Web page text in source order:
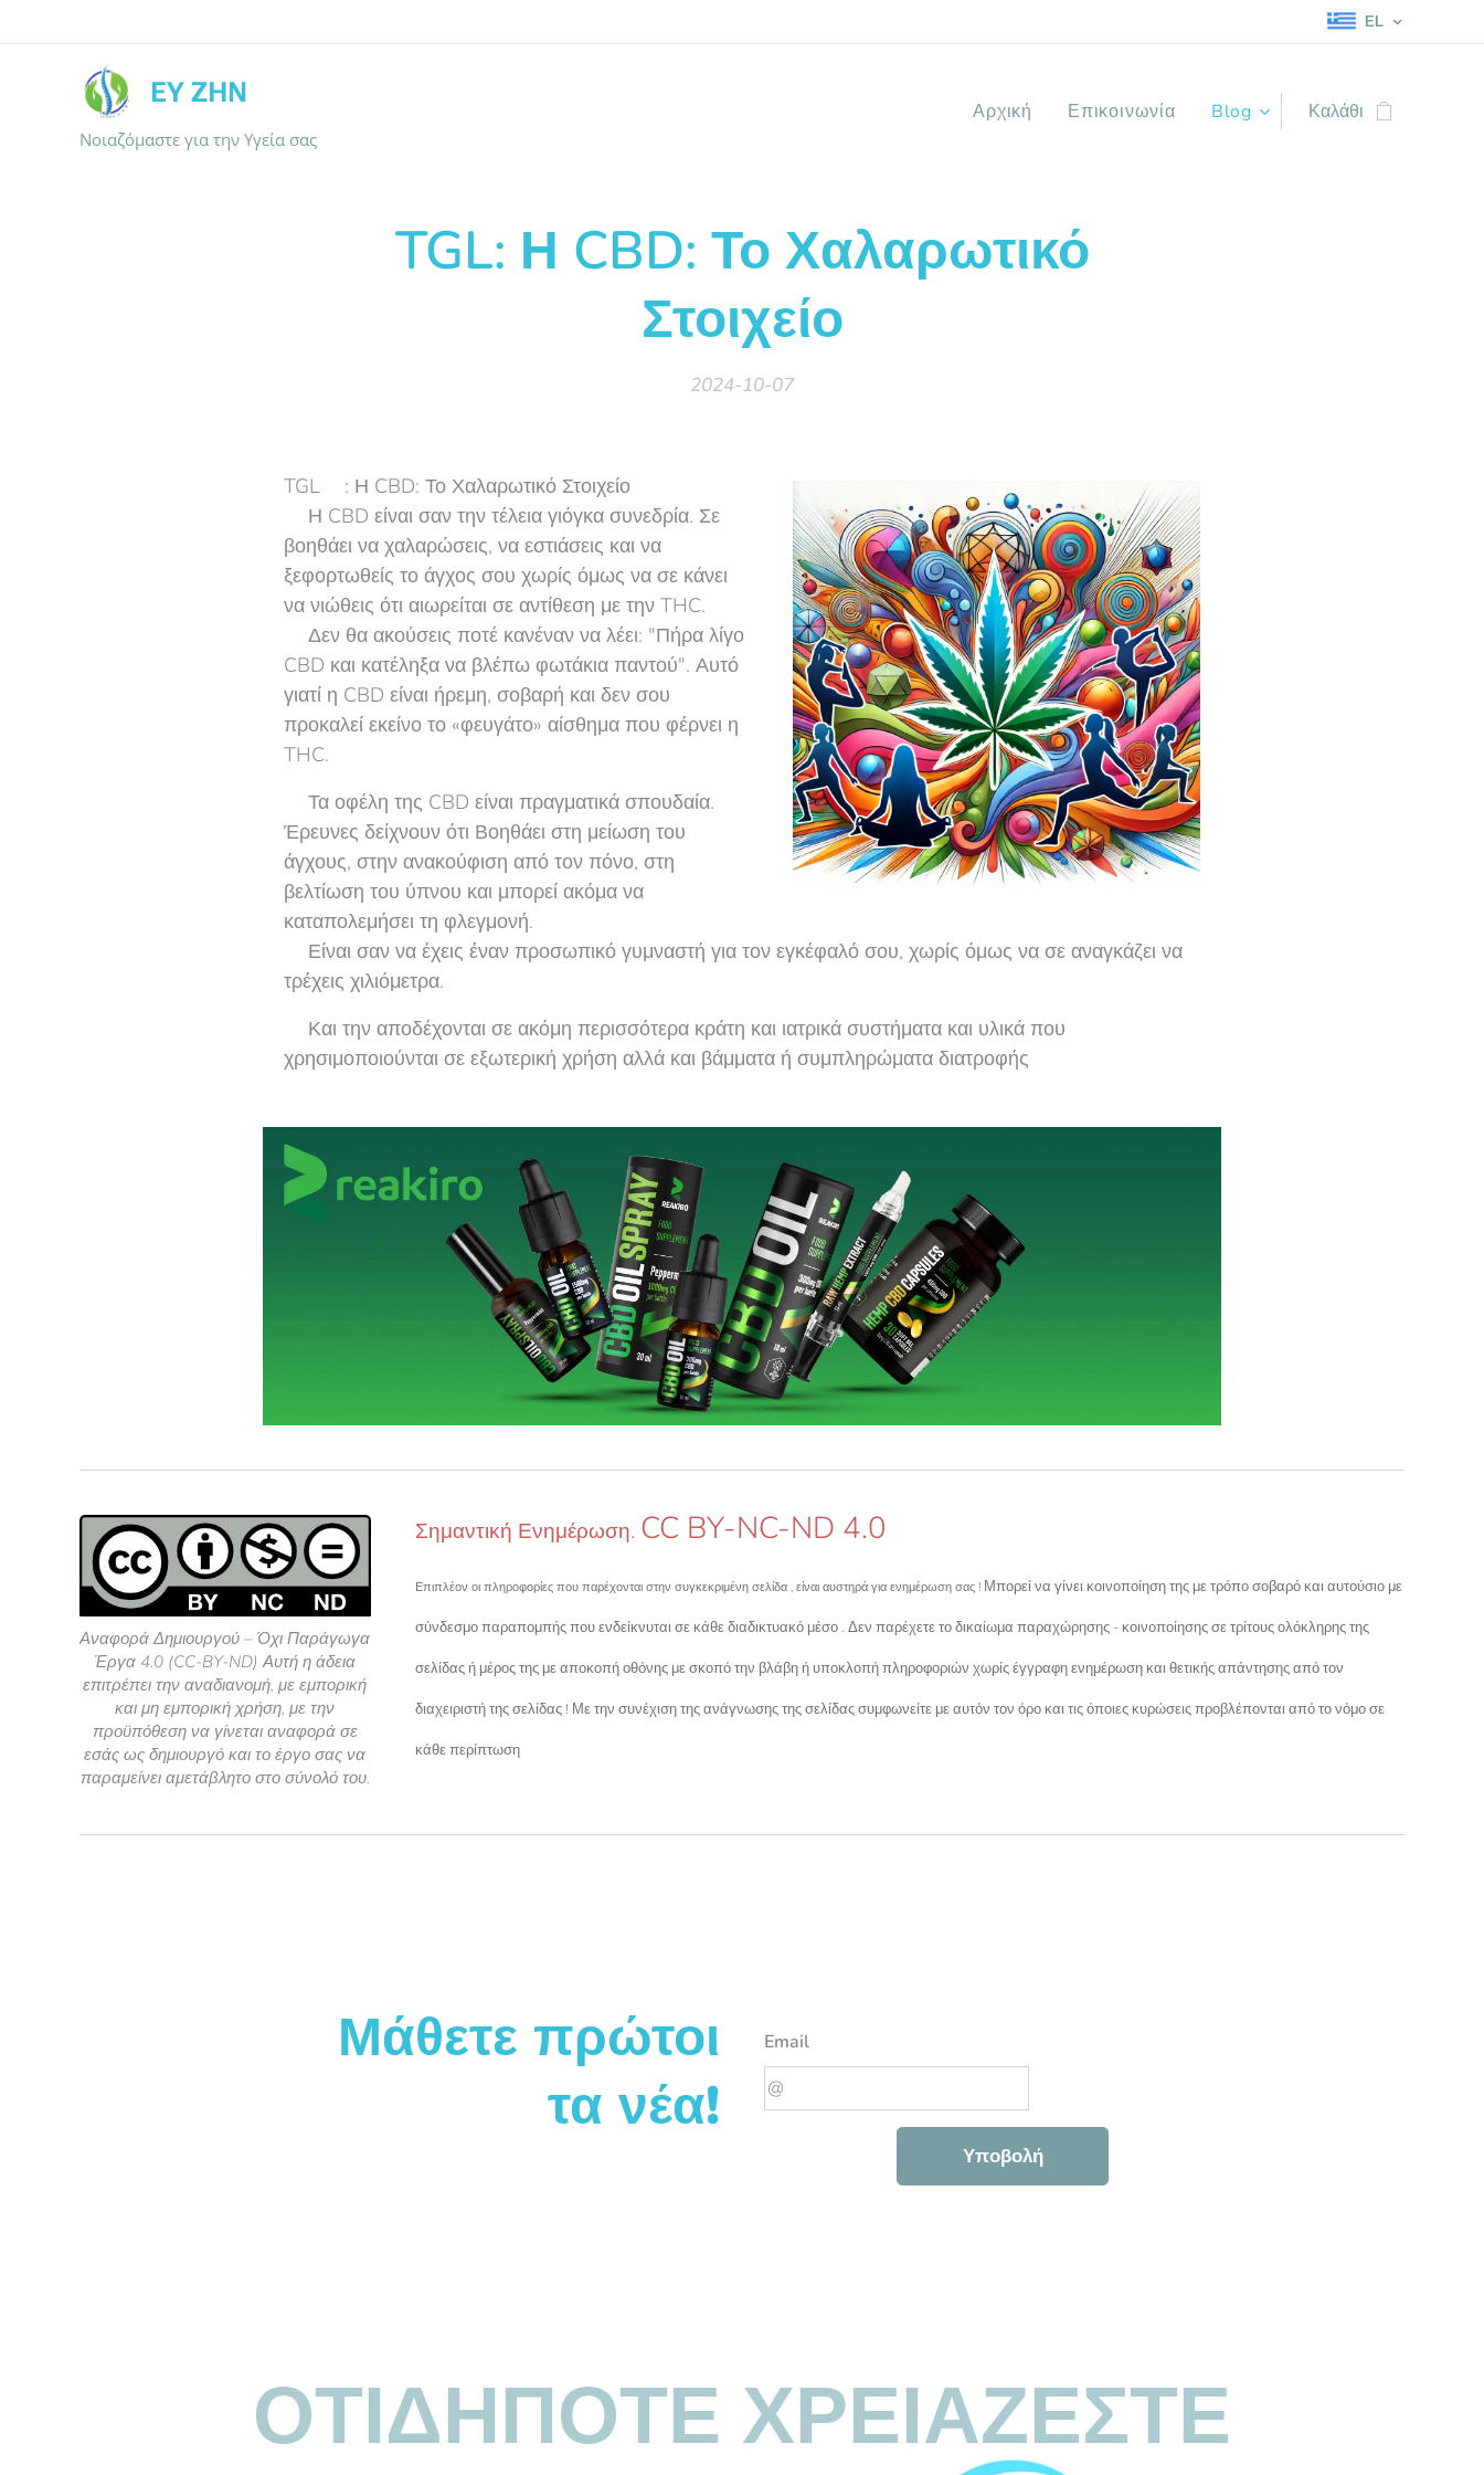
EL
ΕΥ ΖΗΝ
Νοιαζόμαστε για την Υγεία σας
Αρχική Επικοινωνία Blog Καλάθι
TGL: Η CBD: Το Χαλαρωτικό
Στοιχείο
2024-10-07
TGL🌿: Η CBD: Το Χαλαρωτικό Στοιχείο
🧘‍♂️Η CBD είναι σαν την τέλεια γιόγκα συνεδρία. Σε
βοηθάει να χαλαρώσεις, να εστιάσεις και να
ξεφορτωθείς το άγχος σου χωρίς όμως να σε κάνει
να νιώθεις ότι αιωρείται σε αντίθεση με την THC.
🚦Δεν θα ακούσεις ποτέ κανέναν να λέει: "Πήρα λίγο
CBD και κατέληξα να βλέπω φωτάκια παντού". Αυτό
γιατί η CBD είναι ήρεμη, σοβαρή και δεν σου
προκαλεί εκείνο το «φευγάτο» αίσθημα που φέρνει η
THC.
✅Τα οφέλη της CBD είναι πραγματικά σπουδαία.
Έρευνες δείχνουν ότι Βοηθάει στη μείωση του
άγχους, στην ανακούφιση από τον πόνο, στη
βελτίωση του ύπνου και μπορεί ακόμα να
καταπολεμήσει τη φλεγμονή.
🤸Είναι σαν να έχεις έναν προσωπικό γυμναστή για τον εγκέφαλό σου, χωρίς όμως να σε αναγκάζει να
τρέχεις χιλιόμετρα.
🏥Και την αποδέχονται σε ακόμη περισσότερα κράτη και ιατρικά συστήματα και υλικά που
χρησιμοποιούνται σε εξωτερική χρήση αλλά και βάμματα ή συμπληρώματα διατροφής
Αναφορά Δημιουργού – Όχι Παράγωγα
Έργα 4.0 (CC-BY-ND) Αυτή η άδεια
επιτρέπει την αναδιανομή, με εμπορική
και μη εμπορική χρήση, με την
προϋπόθεση να γίνεται αναφορά σε
εσάς ως δημιουργό και το έργο σας να
παραμείνει αμετάβλητο στο σύνολό του.
Σημαντική Ενημέρωση. CC BY-NC-ND 4.0
Επιπλέον οι πληροφορίες που παρέχονται στην συγκεκριμένη σελίδα , είναι αυστηρά για ενημέρωση σας ! Μπορεί να γίνει κοινοποίηση της με τρόπο σοβαρό και αυτούσιο με
σύνδεσμο παραπομπής που ενδείκνυται σε κάθε διαδικτυακό μέσο . Δεν παρέχετε το δικαίωμα παραχώρησης - κοινοποίησης σε τρίτους ολόκληρης της
σελίδας ή μέρος της με αποκοπή οθόνης με σκοπό την βλάβη ή υποκλοπή πληροφοριών χωρίς έγγραφη ενημέρωση και θετικής απάντησης από τον
διαχειριστή της σελίδας ! Με την συνέχιση της ανάγνωσης της σελίδας συμφωνείτε με αυτόν τον όρο και τις όποιες κυρώσεις προβλέπονται από το νόμο σε
κάθε περίπτωση
Μάθετε πρώτοι
τα νέα!
Email
Υποβολή
ΟΤΙΔΗΠΟΤΕ ΧΡΕΙΑΖΕΣΤΕ